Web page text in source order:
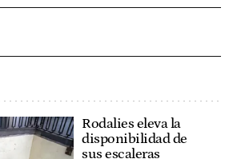
Rodalies eleva la
disponibilidad de
sus escaleras